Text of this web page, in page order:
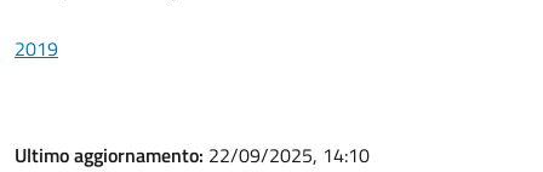
2019
Ultimo aggiornamento: 22/09/2025, 14:10